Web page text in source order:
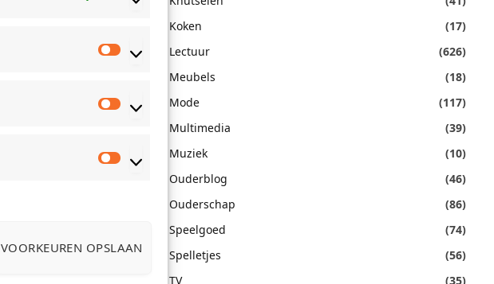
Voorkeuren
Statistieken
Marketing
VOORKEUREN OPSLAAN
Koken
(17)
Lectuur
(626)
Meubels
(18)
Mode
(117)
Multimedia
(39)
Muziek
(10)
Ouderblog
(46)
Ouderschap
(86)
Speelgoed
(74)
Spelletjes
(56)
TV
(35)